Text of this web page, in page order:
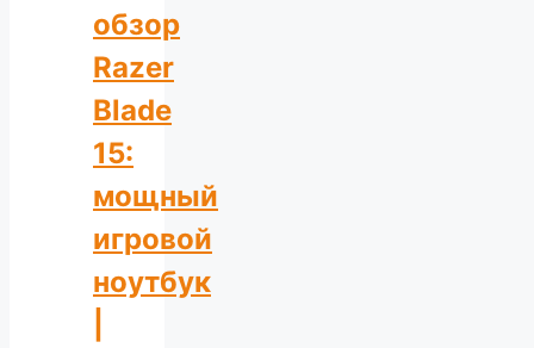
обзор
Razer
Blade
15:
мощный
игровой
ноутбук